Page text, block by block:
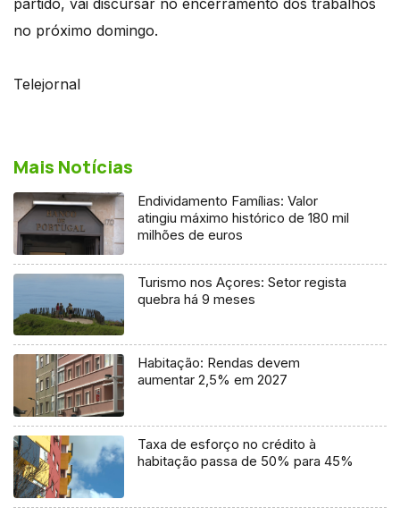
no próximo domingo.
Telejornal
Mais Notícias
Endividamento Famílias: Valor
atingiu máximo histórico de 180 mil
milhões de euros
Turismo nos Açores: Setor regista
quebra há 9 meses
Habitação: Rendas devem
aumentar 2,5% em 2027
Taxa de esforço no crédito à
habitação passa de 50% para 45%